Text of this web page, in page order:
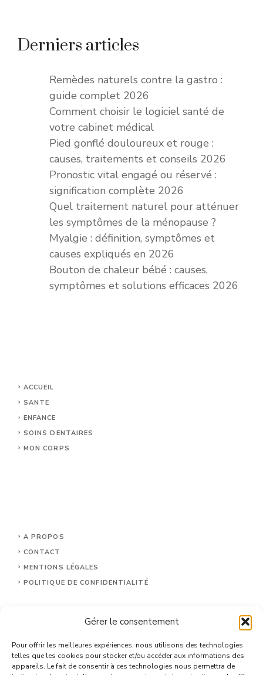
Gérer le consentement
Pour offrir les meilleures expériences, nous utilisons des technologies
telles que les cookies pour stocker et/ou accéder aux informations des
appareils. Le fait de consentir à ces technologies nous permettra de
Derniers articles
Remèdes naturels contre la gastro :
guide complet 2026
Comment choisir le logiciel santé de
votre cabinet médical
Pied gonflé douloureux et rouge :
causes, traitements et conseils 2026
Pronostic vital engagé ou réservé :
signification complète 2026
Quel traitement naturel pour atténuer
les symptômes de la ménopause ?
Myalgie : définition, symptômes et
causes expliqués en 2026
Bouton de chaleur bébé : causes,
symptômes et solutions efficaces 2026
ACCUEIL
SANTE
ENFANCE
SOINS DENTAIRES
MON CORPS
A PROPOS
CONTACT
MENTIONS LÉGALES
POLITIQUE DE CONFIDENTIALITÉ